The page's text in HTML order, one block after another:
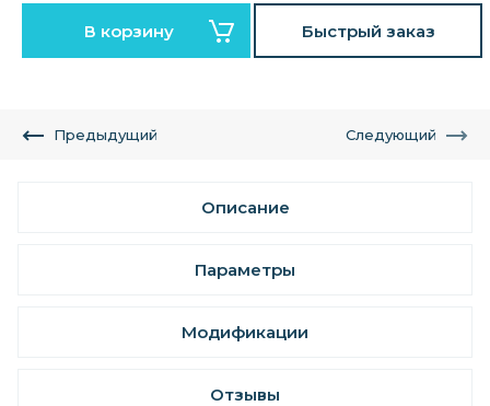
В корзину Быстрый заказ
Предыдущий Следующий
Описание
Параметры
Модификации
Отзывы